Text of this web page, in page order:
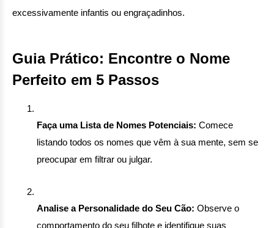
excessivamente infantis ou engraçadinhos.
Guia Prático: Encontre o Nome
Perfeito em 5 Passos
Faça uma Lista de Nomes Potenciais: Comece
listando todos os nomes que vêm à sua mente, sem se
preocupar em filtrar ou julgar.
Analise a Personalidade do Seu Cão: Observe o
comportamento do seu filhote e identifique suas